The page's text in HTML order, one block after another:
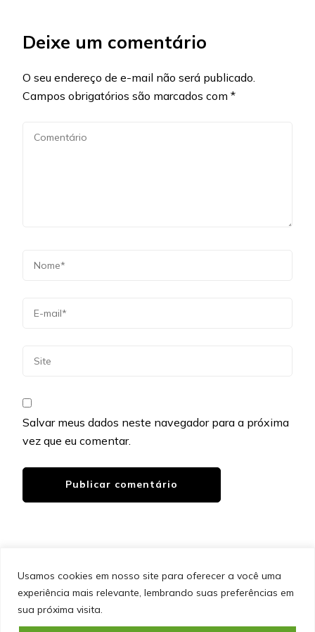
Usamos cookies em nosso site para oferecer a você uma
experiência mais relevante, lembrando suas preferências em
sua próxima visita.
Deixe um comentário
O seu endereço de e-mail não será publicado.
Campos obrigatórios são marcados com *
Salvar meus dados neste navegador para a próxima
vez que eu comentar.
SITEMAP POLÍTICA DE PRIVACIDADE
EQUIPE